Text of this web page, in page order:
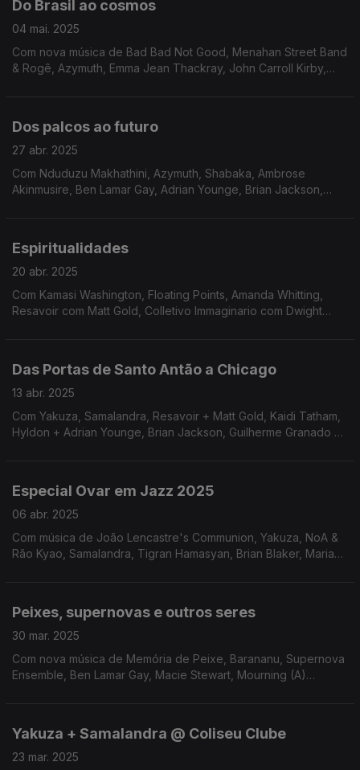
Do Brasil ao cosmos
04 mai. 2025
Com nova música de Bad Bad Not Good, Menahan Street Band
& Rogê, Azymuth, Emma Jean Thackray, John Carroll Kirby,
Dos palcos ao futuro
27 abr. 2025
Com Nduduzu Makhathini, Azymuth, Shabaka, Ambrose
Akinmusire, Ben Lamar Gay, Adrian Younge, Brian Jackson,
Espiritualidades
20 abr. 2025
Com Kamasi Washington, Floating Points, Amanda Whitting,
Resavoir com Matt Gold, Colletivo Immaginario com Dwight
Das Portas de Santo Antão a Chicago
13 abr. 2025
Com Yakuza, Samalandra, Resavoir + Matt Gold, Kaidi Tatham,
Hyldon + Adrian Younge, Brian Jackson, Guilherme Granado e
Especial Ovar em Jazz 2025
06 abr. 2025
Com música de João Lencastre's Communion, Yakuza, NoA &
Rão Kyao, Samalandra, Tigran Hamasyan, Brian Blaker, Maria
Peixes, supernovas e outros seres
30 mar. 2025
Com nova música de Memória de Peixe, Barananu, Supernova
Ensemble, Ben Lamar Gay, Macie Stewart, Mourning (A)
Yakuza + Samalandra @ Coliseu Clube
23 mar. 2025